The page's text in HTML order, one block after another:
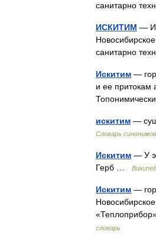
санитарно
ИСКИТИМ —
санитарно
Искитим —
и ее притокам
искитим —
Словарь синонимов
Искитим — У
Герб …
Искитим —
словарь